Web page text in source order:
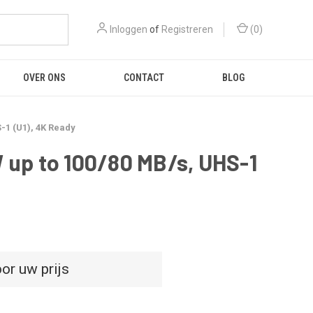
Inloggen of Registreren (0)
OVER ONS CONTACT BLOG
1 (U1), 4K Ready
up to 100/80 MB/s, UHS-1
uw prijs